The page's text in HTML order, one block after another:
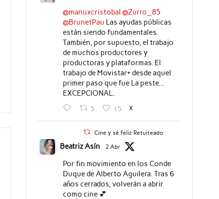
@manuxcristobal @Zurro_85
@BrunetPau Las ayudas públicas
están siendo fundamentales.
También, por supuesto, el trabajo
de muchos productores y
productoras y plataformas. El
trabajo de Movistar+ desde aquel
primer paso que fue La peste...
EXCEPCIONAL.
5 15 X
Cine y sé feliz Retuiteado
Beatriz Asín 2 Abr
Por fin movimiento en los Conde
Duque de Alberto Aguilera. Tras 6
años cerrados, volverán a abrir
como cine 💕